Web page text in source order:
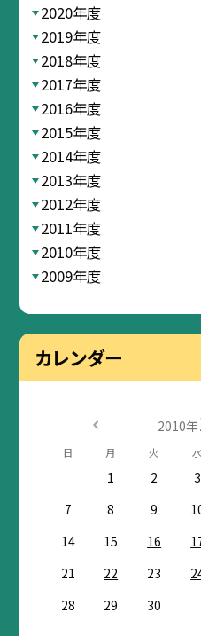
2020年度
2019年度
2018年度
2017年度
2016年度
2015年度
2014年度
2013年度
2012年度
2011年度
2010年度
2009年度
カレンダー
2010年
日 月 火 水
1 2 3
7
8 9
14
15 16
21
22 23
28
29 30